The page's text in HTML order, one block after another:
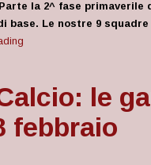
la 2^ fase primaverile
base. Le nostre 9
le
febbraio